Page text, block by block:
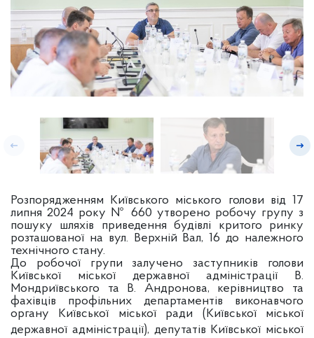
Розпорядженням Київського міського голови від 17
липня 2024 року № 660 утворено робочу групу з
пошуку шляхів приведення будівлі критого ринку
розташованої на вул. Верхній Вал, 16 до належного
технічного стану.
До робочої групи залучено заступників голови
Київської міської державної адміністрації В.
Мондриївського та В. Андронова, керівництво та
фахівців профільних департаментів виконавчого
органу Київської міської ради (Київської міської
державної адміністрації), депутатів Київської міської